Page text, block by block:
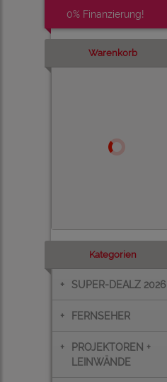
0% Finanzierung!
Warenkorb
Kategorien
+ SUPER-DEALZ 2026
+ FERNSEHER
+
PROJEKTOREN +
LEINWÄNDE